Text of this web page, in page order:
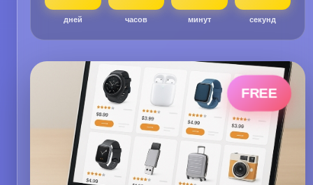
дней часов минут секунд
FREE